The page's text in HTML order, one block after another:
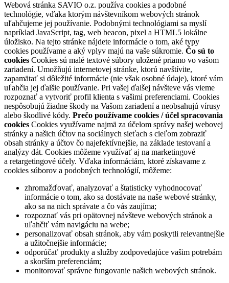
Webová stránka SAVIO o.z. používa cookies a podobné
technológie, vďaka ktorým návštevníkom webových stránok
uľahčujeme jej používanie. Podobnými technológiami sa myslí
napríklad JavaScript, tag, web beacon, pixel a HTML5 lokálne
úložisko. Na tejto stránke nájdete informácie o tom, aké typy
cookies používame a aký vplyv majú na vaše súkromie. Čo sú to
cookies Cookies sú malé textové súbory uložené priamo vo vašom
zariadení. Umožňujú internetovej stránke, ktorú navštívite,
zapamätať si dôležité informácie (nie však osobné údaje), ktoré vám
uľahčia jej ďalšie používanie. Pri vašej ďalšej návšteve vás vieme
rozpoznať a vytvoriť profil klienta s vašimi preferenciami. Cookies
nespôsobujú žiadne škody na Vašom zariadení a neobsahujú vírusy
alebo škodlivé kódy. Prečo používame cookies / účel spracovania
cookies Cookies využívame najmä za účelom správy našej webovej
stránky a našich účtov na sociálnych sieťach s cieľom zobraziť
obsah stránky a účtov čo najefektívnejšie, na základe testovaní a
analýzy dát. Cookies môžeme využívať aj na marketingové
a retargetingové účely. Vďaka informáciám, ktoré získavame z
cookies súborov a podobných technológií, môžeme:
zhromažďovať, analyzovať a štatisticky vyhodnocovať
informácie o tom, ako sa dostávate na naše webové stránky,
ako sa na nich správate a čo vás zaujíma;
rozpoznať vás pri opätovnej návšteve webových stránok a
uľahčiť vám navigáciu na webe;
personalizovať obsah stránok, aby vám poskytli relevantnejšie
a užitočnejšie informácie;
odporúčať produkty a služby zodpovedajúce vašim potrebám
a skorším preferenciám;
monitorovať správne fungovanie našich webových stránok.